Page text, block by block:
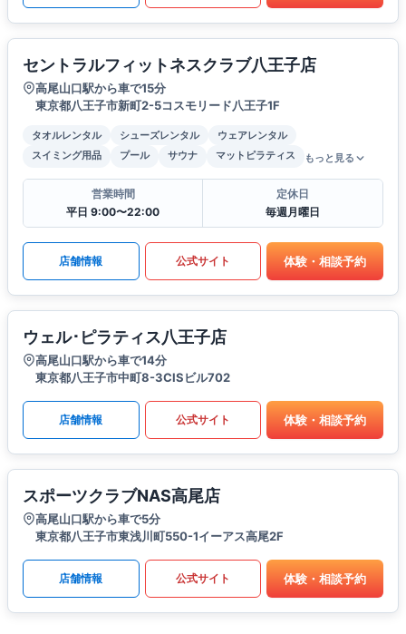
セントラルフィットネスクラブ八王子店
高尾山口駅から車で15分
東京都八王子市新町2-5コスモリード八王子1F
タオルレンタル シューズレンタル
ウェアレンタル
スイミング用品
プール サウナ マットピラティス もっと見る
営業時間
平日 9:00〜22:00
定休日
毎週月曜日
店舗情報 公式サイト 体験・相談予約
ウェル･ピラティス八王子店
高尾山口駅から車で14分
東京都八王子市中町8-3CISビル702
店舗情報 公式サイト 体験・相談予約
スポーツクラブNAS高尾店
高尾山口駅から車で5分
東京都八王子市東浅川町550-1イーアス高尾2F
店舗情報 公式サイト 体験・相談予約